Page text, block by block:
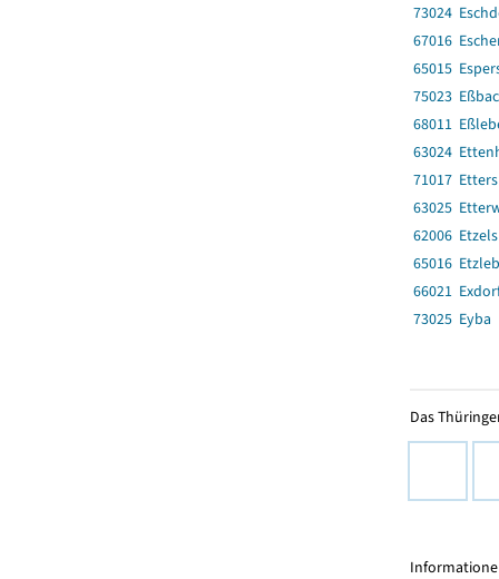
73024
67016
65015
75023
68011
63024
71017
63025
62006
65016
66021
73025 Eyba
Das